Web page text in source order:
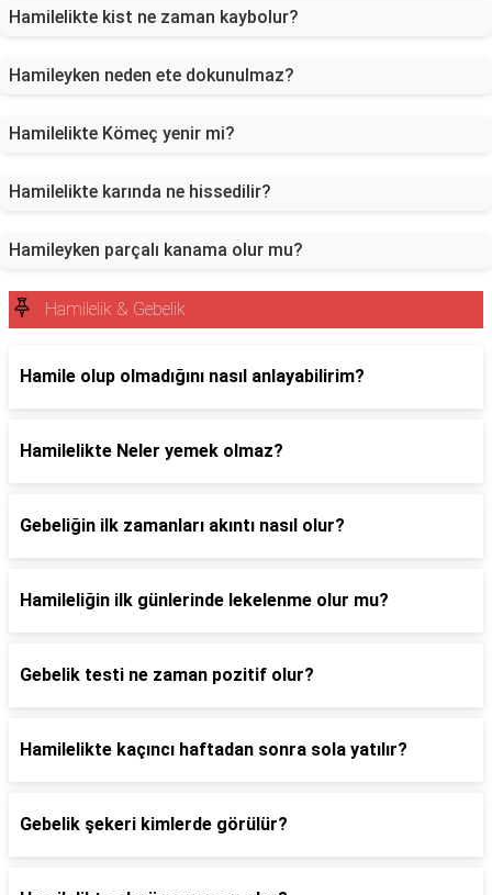
Hamilelikte kist ne zaman kaybolur?
Hamileyken neden ete dokunulmaz?
Hamilelikte Kömeç yenir mi?
Hamilelikte karında ne hissedilir?
Hamileyken parçalı kanama olur mu?
Hamilelik & Gebelik
Hamile olup olmadığını nasıl anlayabilirim?
Hamilelikte Neler yemek olmaz?
Gebeliğin ilk zamanları akıntı nasıl olur?
Hamileliğin ilk günlerinde lekelenme olur mu?
Gebelik testi ne zaman pozitif olur?
Hamilelikte kaçıncı haftadan sonra sola yatılır?
Gebelik şekeri kimlerde görülür?